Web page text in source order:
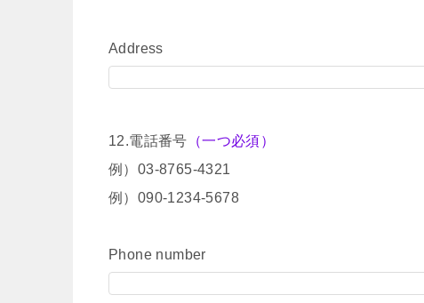
Address
12.電話番号 （一つ必須）
例）03-8765-4321
例）090-1234-5678
Phone number